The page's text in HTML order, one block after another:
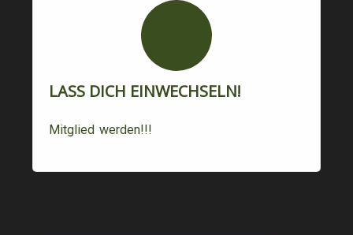
LASS DICH EINWECHSELN!
Mitglied werden!!!